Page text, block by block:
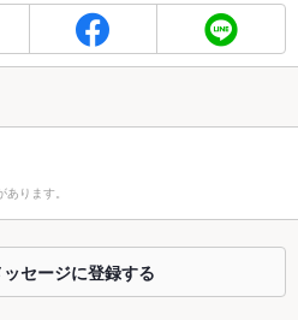
60席 ○テーブル 38席 ○カウンター 18
ります。
セージに登録する